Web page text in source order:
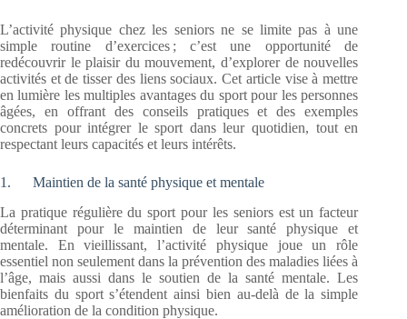
L’activité physique chez les seniors ne se limite pas à une
simple routine d’exercices ; c’est une opportunité de
redécouvrir le plaisir du mouvement, d’explorer de nouvelles
activités et de tisser des liens sociaux. Cet article vise à mettre
en lumière les multiples avantages du sport pour les personnes
âgées, en offrant des conseils pratiques et des exemples
concrets pour intégrer le sport dans leur quotidien, tout en
respectant leurs capacités et leurs intérêts.
1. Maintien de la santé physique et mentale
La pratique régulière du sport pour les seniors est un facteur
déterminant pour le maintien de leur santé physique et
mentale. En vieillissant, l’activité physique joue un rôle
essentiel non seulement dans la prévention des maladies liées à
l’âge, mais aussi dans le soutien de la santé mentale. Les
bienfaits du sport s’étendent ainsi bien au-delà de la simple
amélioration de la condition physique.